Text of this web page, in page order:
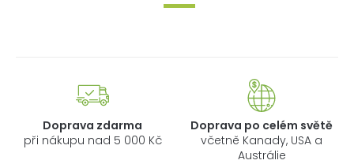
Doprava zdarma
při nákupu nad 5 000 Kč
Doprava po celém světě
včetně Kanady, USA a
Austrálie